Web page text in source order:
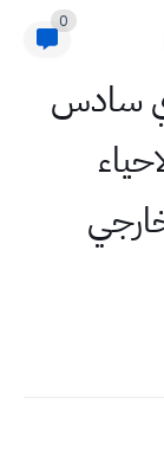
0
سادس
الاحياء